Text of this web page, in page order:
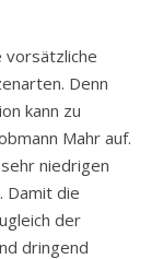
vorsätzliche
Denn
kann zu
Mahr auf.
niedrigen
Damit die
der
dringend